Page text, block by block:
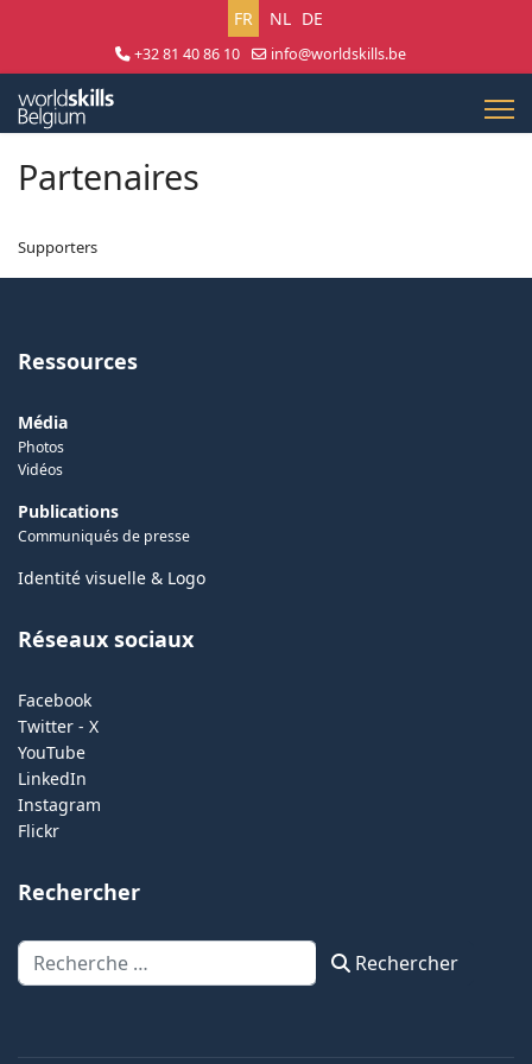
Sélectionnez votre langue
FR NL DE
+32 81 40 86 10
info@worldskills.be
Partenaires
Supporters
Ressources
Média
Photos
Vidéos
Publications
Communiqués de presse
Identité visuelle & Logo
Réseaux sociaux
Facebook
Twitter - X
YouTube
LinkedIn
Instagram
Flickr
Rechercher
Rechercher Rechercher